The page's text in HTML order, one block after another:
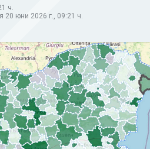
ч.
20 юни 2026 г., 09:21 ч.